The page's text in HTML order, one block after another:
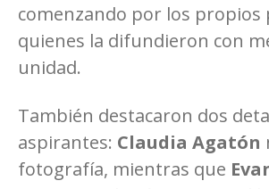
comenzando por los propios
quienes la difundieron con
unidad.
También destacaron dos
aspirantes: Claudia Agatón
fotografía, mientras que